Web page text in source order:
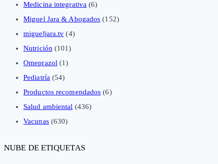
Medicina integrativa (6)
Miguel Jara & Abogados (152)
migueljara.tv (4)
Nutrición (101)
Omeprazol (1)
Pediatría (54)
Productos recomendados (6)
Salud ambiental (436)
Vacunas(630)
NUBE DE ETIQUETAS